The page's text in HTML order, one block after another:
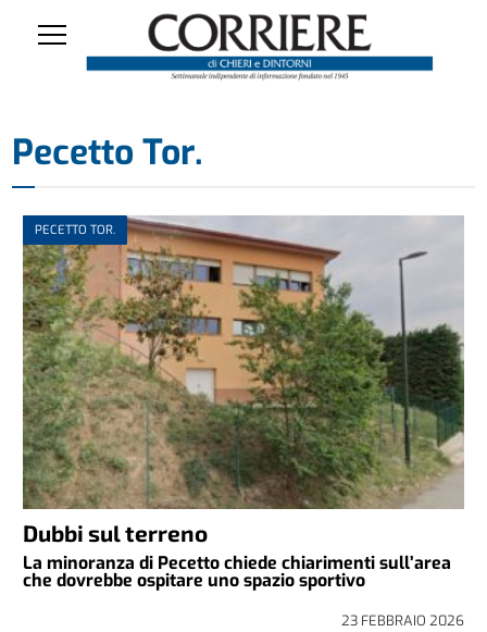
Pecetto Tor.
PECETTO TOR.
Dubbi sul terreno
La minoranza di Pecetto chiede chiarimenti sull’area
che dovrebbe ospitare uno spazio sportivo
23 FEBBRAIO 2026